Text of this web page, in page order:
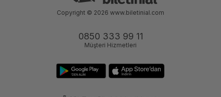
0850 333 99 11
Müşteri Hizmetleri
Copyright © 2026 www.biletinial.com